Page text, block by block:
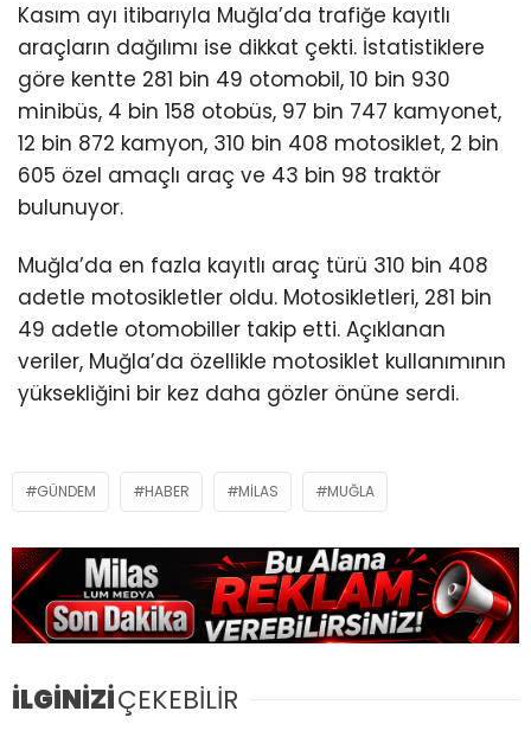
Kasım ayı itibarıyla Muğla’da trafiğe kayıtlı
araçların dağılımı ise dikkat çekti. İstatistiklere
göre kentte 281 bin 49 otomobil, 10 bin 930
minibüs, 4 bin 158 otobüs, 97 bin 747 kamyonet,
12 bin 872 kamyon, 310 bin 408 motosiklet, 2 bin
605 özel amaçlı araç ve 43 bin 98 traktör
bulunuyor.
Muğla’da en fazla kayıtlı araç türü 310 bin 408
adetle motosikletler oldu. Motosikletleri, 281 bin
49 adetle otomobiller takip etti. Açıklanan
veriler, Muğla’da özellikle motosiklet kullanımının
yüksekliğini bir kez daha gözler önüne serdi.
GÜNDEM HABER MILAS MUĞLA
İLGİNİZİÇEKEBİLİR